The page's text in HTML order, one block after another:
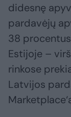
didesnę
pardavėjų
38
Estijoje –
rinkose
Latvijos